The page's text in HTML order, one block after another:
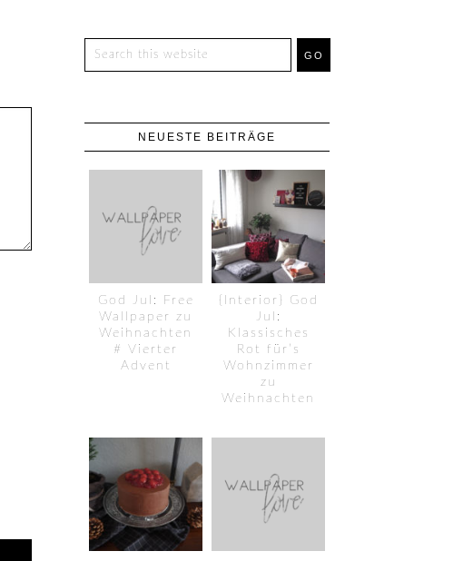
NEUESTE BEITRÄGE
God Jul: Free
Wallpaper zu
Weihnachten
# Vierter
Advent
{Interior} God
Jul:
Klassisches
Rot für’s
Wohnzimmer
zu
Weihnachten